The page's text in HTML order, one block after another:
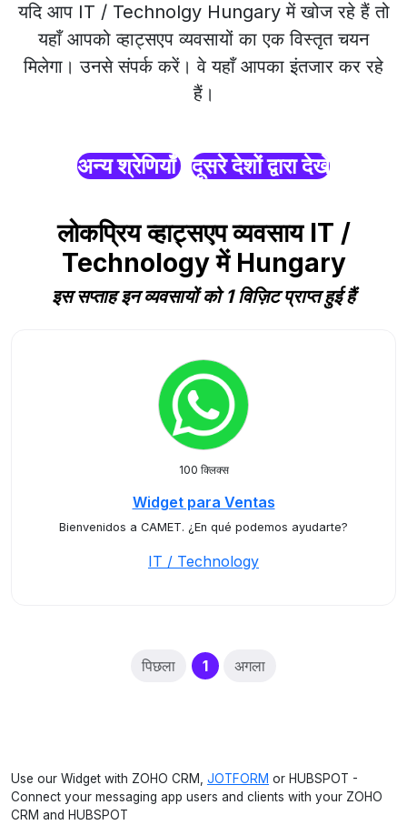
यदि आप IT / Technolgy Hungary में खोज रहे हैं तो
यहाँ आपको व्हाट्सएप व्यवसायों का एक विस्तृत चयन
मिलेगा। उनसे संपर्क करें। वे यहाँ आपका इंतजार कर रहे
हैं।
अन्य श्रेणियाँ दूसरे देशों द्वारा देखें
लोकप्रिय व्हाट्सएप व्यवसाय IT /
Technology में Hungary
इस सप्ताह इन व्यवसायों को 1 विज़िट प्राप्त हुई हैं
100 क्लिक्स
Widget para Ventas
Bienvenidos a CAMET. ¿En qué podemos ayudarte?
IT / Technology
पिछला 1(current)
अगला
Use our Widget with ZOHO CRM, JOTFORM or HUBSPOT -
Connect your messaging app users and clients with your ZOHO
CRM and HUBSPOT